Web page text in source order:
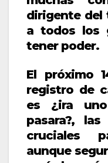
dirigente del
a todos los
tener poder.
El próximo
registro de
es ¿ira
pasara?,
cruciales
aunque